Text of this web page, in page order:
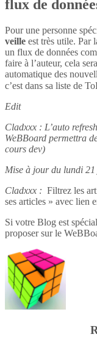
flux de
Pour une personne
veille est très utile. Par
un flux de données
faire à l’auteur, cela
automatique des
c’est dans sa liste de
Edit
Cladxxx : L’auto
WeBBoard permettra
cours dev)
Mise à jour du lundi
Cladxxx : Filtrez les
ses articles » avec lien
Si votre Blog est
proposer sur le